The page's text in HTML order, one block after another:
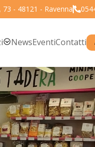
73 - 48121 - Ravenna
NewsEventiContatti